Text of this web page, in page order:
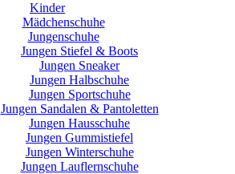
Kinder
Mädchenschuhe
Jungenschuhe
Jungen Stiefel & Boots
Jungen Sneaker
Jungen Halbschuhe
Jungen Sportschuhe
Jungen Sandalen & Pantoletten
Jungen Hausschuhe
Jungen Gummistiefel
Jungen Winterschuhe
Jungen Lauflernschuhe